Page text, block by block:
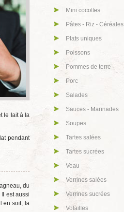
le lait à la
pendant
du
est aussi
en soit, la
Mini cocottes
Pâtes - Riz - Céréales
Plats uniques
Poissons
Pommes de terre
Porc
Salades
Sauces - Marinades
Soupes
Tartes salées
Tartes sucrées
Veau
Verrines salées
Verrines sucrées
Volailles